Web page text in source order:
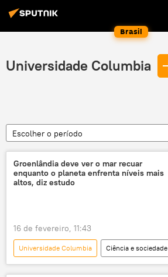
Brasil
Universidade Columbia
Escolher o período
Groenlândia deve ver o mar recuar
enquanto o planeta enfrenta níveis mais
altos, diz estudo
16 de fevereiro, 11:43
Universidade Columbia
Ciência e sociedade
Ciência e Tecnologia
Sociedade